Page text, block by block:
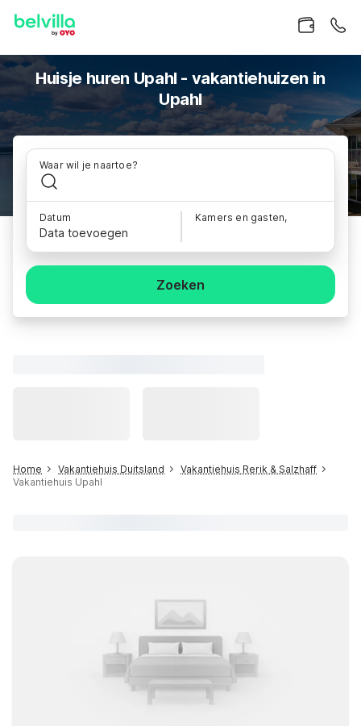
Huisje huren Upahl - vakantiehuizen in
Upahl
Waar wil je naartoe?
Datum
Data toevoegen
Kamers en gasten,
Zoeken
Home Vakantiehuis Duitsland
Vakantiehuis Rerik & Salzhaff
Vakantiehuis Upahl